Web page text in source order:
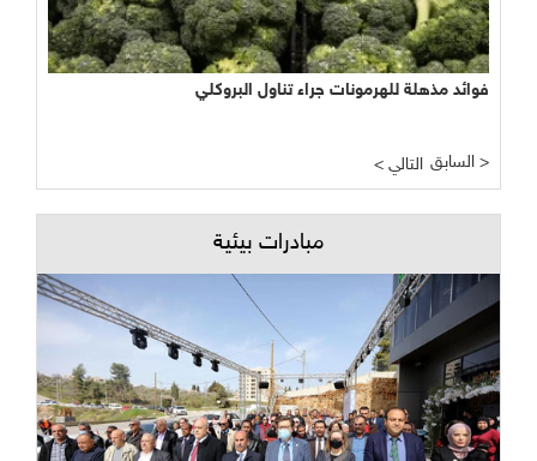
فوائد مذهلة للهرمونات جراء تناول البروكلي
< التالي السابق >
مبادرات بيئية